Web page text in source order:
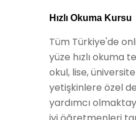
Hızlı Okuma Kursu
Tüm Türkiye'de
yüze hızlı okuma
okul, lise,
yetişkinlere özel
yardımcı